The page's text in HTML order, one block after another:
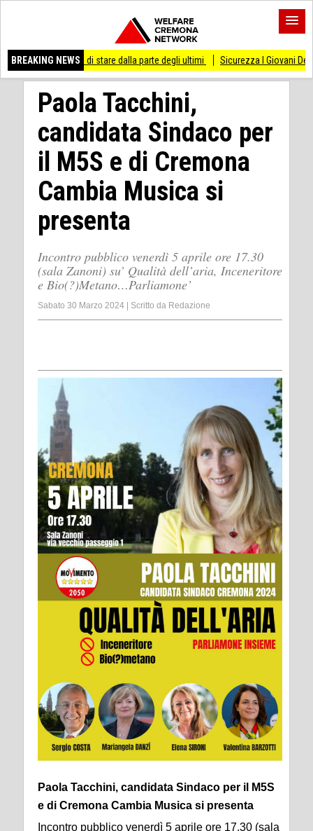
BREAKING NEWS
di stare dalla parte degli ultimi Sicurezza I Giovani Democratici
Paola Tacchini,
candidata Sindaco per
il M5S e di Cremona
Cambia Musica si
presenta
Incontro pubblico venerdì 5 aprile ore 17.30
(sala Zanoni) su’ Qualità dell’aria, Inceneritore
e Bio(?)Metano…Parliamone’
Sabato 30 Marzo 2024 Scritto da Redazione
Paola Tacchini, candidata Sindaco per il M5S
e di Cremona Cambia Musica si presenta
Incontro pubblico venerdì 5 aprile ore 17.30 (sala